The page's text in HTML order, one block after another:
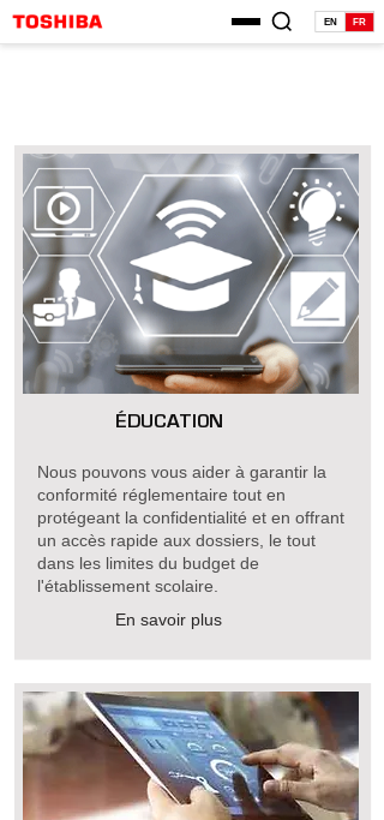
EN FR
ÉDUCATION
Nous pouvons vous aider à garantir la
conformité réglementaire tout en
protégeant la confidentialité et en offrant
un accès rapide aux dossiers, le tout
dans les limites du budget de
l'établissement scolaire.
En savoir plus